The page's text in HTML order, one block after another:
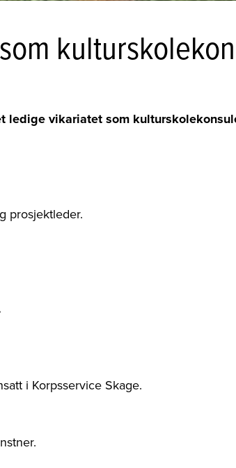
ledige vikariatet som
prosjektleder.
i Korpsservice Skage.